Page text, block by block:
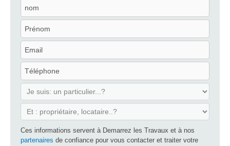
Ces informations servent à Demarrez les Travaux et à nos
partenaires de confiance pour vous contacter et traiter votre